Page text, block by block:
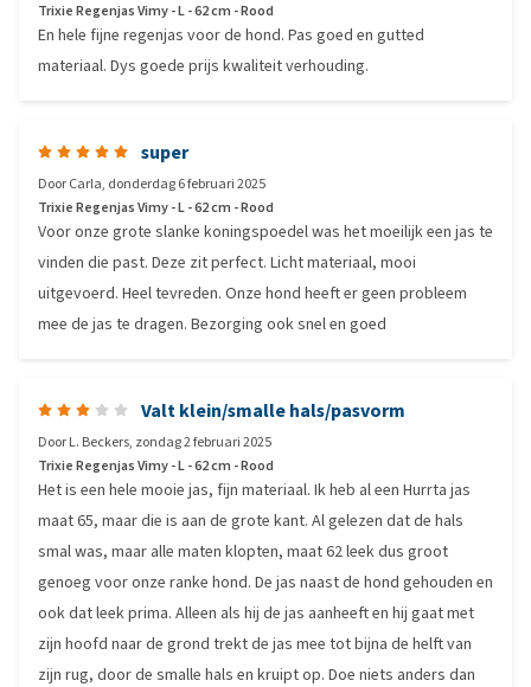
Trixie Regenjas Vimy - L - 62 cm - Rood
En hele fijne regenjas voor de hond. Pas goed en gutted
materiaal. Dys goede prijs kwaliteit verhouding.
super
DoorCarla, donderdag 6 februari 2025
Trixie Regenjas Vimy - L - 62 cm - Rood
Voor onze grote slanke koningspoedel was het moeilijk een jas te
vinden die past. Deze zit perfect. Licht materiaal, mooi
uitgevoerd. Heel tevreden. Onze hond heeft er geen probleem
mee de jas te dragen. Bezorging ook snel en goed
Valt klein/smalle hals/pasvorm
DoorL. Beckers, zondag 2 februari 2025
Trixie Regenjas Vimy - L - 62 cm - Rood
Het is een hele mooie jas, fijn materiaal. Ik heb al een Hurrta jas
maat 65, maar die is aan de grote kant. Al gelezen dat de hals
smal was, maar alle maten klopten, maat 62 leek dus groot
genoeg voor onze ranke hond. De jas naast de hond gehouden en
ook dat leek prima. Alleen als hij de jas aanheeft en hij gaat met
zijn hoofd naar de grond trekt de jas mee tot bijna de helft van
zijn rug, door de smalle hals en kruipt op. Doe niets anders dan